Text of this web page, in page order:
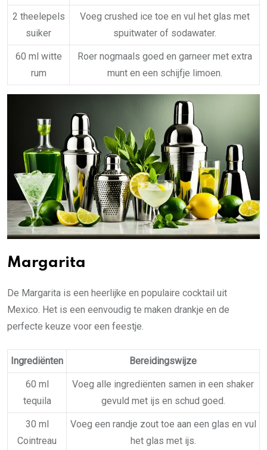
2 theelepels
suiker
Voeg crushed ice toe en vul het glas met
spuitwater of sodawater.
60 ml witte
rum
Roer nogmaals goed en garneer met extra
munt en een schijfje limoen.
Margarita
De Margarita is een heerlijke en populaire cocktail uit
Mexico. Het is een eenvoudig te maken drankje en de
perfecte keuze voor een feestje.
Ingrediënten Bereidingswijze
60 ml
tequila
Voeg alle ingrediënten samen in een shaker
gevuld met ijs en schud goed.
30 ml
Cointreau
Voeg een randje zout toe aan een glas en vul
het glas met ijs.